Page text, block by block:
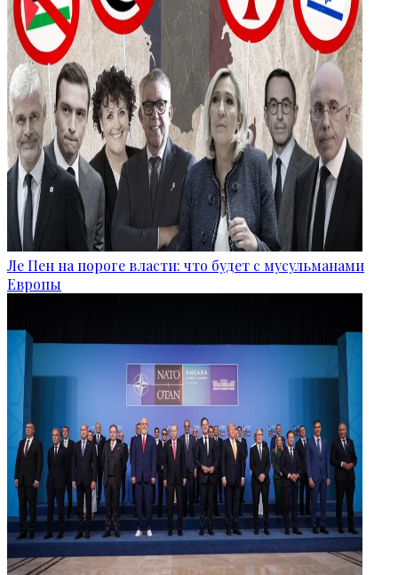
Ле Пен на пороге власти: что будет с мусульманами
Европы